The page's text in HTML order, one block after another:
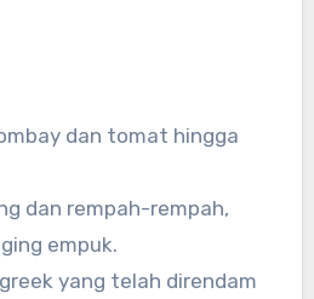
dan tomat hingga
dan rempah-rempah,
empuk.
yang telah direndam